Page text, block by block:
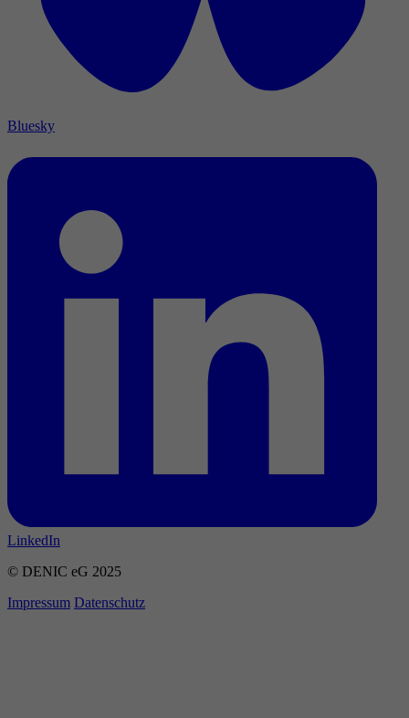
Bluesky
LinkedIn
© DENIC eG 2025
Impressum Datenschutz